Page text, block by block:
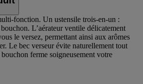
fonction. Un ustensile trois-en-un :
L’aérateur ventile délicatement
le versez, permettant ainsi aux arômes
Le bec verseur évite naturellement tout
ferme soigneusement votre